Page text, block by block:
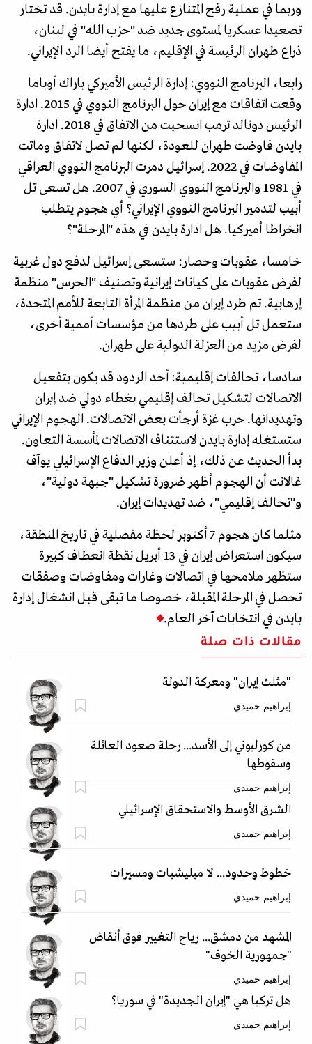
وربما في عملية رفح المتنازع عليها مع إدارة بايدن. قد تختار
تصعيدا عسكريا لمستوى جديد ضد "حزب الله" في لبنان،
ذراع طهران الرئيسة في الإقليم، ما يفتح أيضا الرد الإيراني.
رابعا، البرنامج النووي: إدارة الرئيس الأميركي باراك أوباما
وقعت اتفاقات مع إيران حول البرنامج النووي في 2015. ادارة
الرئيس دونالد ترمب انسحبت من الاتفاق في 2018. ادارة
بايدن فاوضت طهران للعودة، لكنها لم تصل لاتفاق وماتت
المفاوضات في 2022. إسرائيل دمرت البرنامج النووي العراقي
في 1981 والبرنامج النووي السوري في 2007. هل تسعى تل
أبيب لتدمير البرنامج النووي الإيراني؟ أي هجوم يتطلب
انخراطا أميركيا. هل ادارة بايدن في هذه "المرحلة"؟
خامسا، عقوبات وحصار: ستسعى إسرائيل لدفع دول غربية
لفرض عقوبات على كيانات إيرانية وتصنيف "الحرس" منظمة
إرهابية. تم طرد إيران من منظمة المرأة التابعة للأمم المتحدة،
ستعمل تل أبيب على طردها من مؤسسات أممية أخرى،
لفرض مزيد من العزلة الدولية على طهران.
سادسا، تحالفات إقليمية: أحد الردود قد يكون بتفعيل
الاتصالات لتشكيل تحالف إقليمي بغطاء دولي ضد إيران
وتهديداتها. حرب غزة أرجأت بعض الاتصالات. الهجوم الإيراني
ستستغله إدارة بايدن لاستئناف الاتصالات لمأسسة التعاون.
بدأ الحديث عن ذلك، إذ أعلن وزير الدفاع الإسرائيلي يوآف
غالانت أن الهجوم أظهر ضرورة تشكيل "جبهة دولية"،
و"تحالف إقليمي"، ضد تهديدات إيران.
مثلما كان هجوم 7 أكتوبر لحظة مفصلية في تاريخ المنطقة،
سيكون استعراض إيران في 13 أبريل نقطة انعطاف كبيرة
ستظهر ملامحها في اتصالات وغارات ومفاوضات وصفقات
تحصل في المرحلة المقبلة، خصوصا ما تبقى قبل انشغال إدارة
بايدن في انتخابات آخر العام.
مقالات ذات صلة
"مثلث إيران" ومعركة الدولة
إبراهيم حميدي
من كورليوني إلى الأسد... رحلة صعود العائلة
وسقوطها
إبراهيم حميدي
الشرق الأوسط والاستحقاق الإسرائيلي
إبراهيم حميدي
خطوط وحدود... لا ميليشيات ومسيرات
إبراهيم حميدي
المشهد من دمشق... رياح التغيير فوق أنقاض
"جمهورية الخوف"
إبراهيم حميدي
هل تركيا هي "إيران الجديدة" في سوريا؟
إبراهيم حميدي